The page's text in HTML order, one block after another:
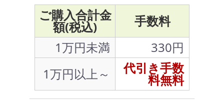
ご購入合計金
額(税込)
手数料
1万円未満
330円
1万円以上～
代引き手数
料無料